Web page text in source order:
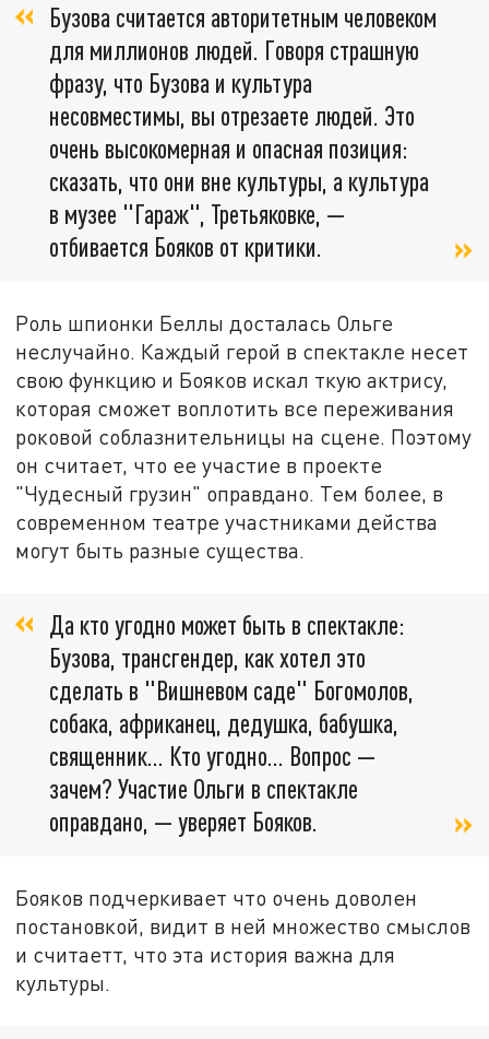
Бузова считается авторитетным человеком
для миллионов людей. Говоря страшную
фразу, что Бузова и культура
несовместимы, вы отрезаете людей. Это
очень высокомерная и опасная позиция:
сказать, что они вне культуры, а культура
в музее "Гараж", Третьяковке, —
отбивается Бояков от критики.
Роль шпионки Беллы досталась Ольге
неслучайно. Каждый герой в спектакле несет
свою функцию и Бояков искал ткую актрису,
которая сможет воплотить все переживания
роковой соблазнительницы на сцене. Поэтому
он считает, что ее участие в проекте
"Чудесный грузин" оправдано. Тем более, в
современном театре участниками действа
могут быть разные существа.
Да кто угодно может быть в спектакле:
Бузова, трансгендер, как хотел это
сделать в "Вишневом саде" Богомолов,
собака, африканец, дедушка, бабушка,
священник… Кто угодно... Вопрос —
зачем? Участие Ольги в спектакле
оправдано, — уверяет Бояков.
Бояков подчеркивает что очень доволен
постановкой, видит в ней множество смыслов
и считаетт, что эта история важна для
культуры.